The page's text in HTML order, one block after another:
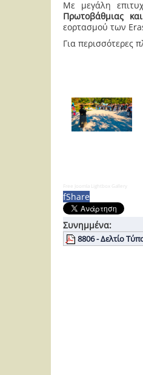
Με μεγάλη
Πρωτοβάθμιας
εορτασμού των
Για περισσότερες
Free Joomla Lightbox Gallery
fShare
Συνημμένα:
8806 - Δελτίο